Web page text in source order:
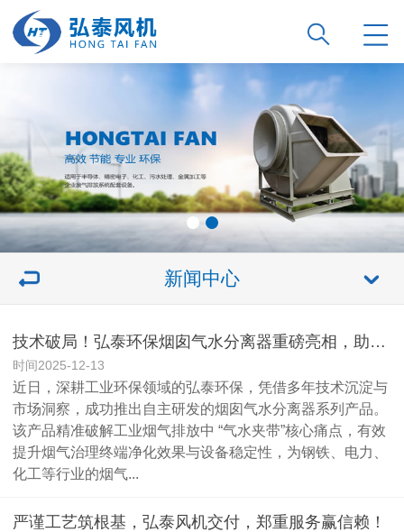
新闻中心
技术破局！弘泰环保烟囱气水分离器重磅亮相，助力工业烟气治理提质增效
时间2025-12-13
近日，深耕工业环保领域的弘泰环保，凭借多年技术沉淀与
市场洞察，成功推出自主研发的烟囱气水分离器系列产品。
该产品精准破解工业烟气排放中 “气水夹带”核心痛点，有效
提升烟气治理终端净化效果与设备稳定性，为钢铁、电力、
化工等行业的烟气...
严谨工艺筑根基，弘泰风机交付，郑重服务赢信赖！